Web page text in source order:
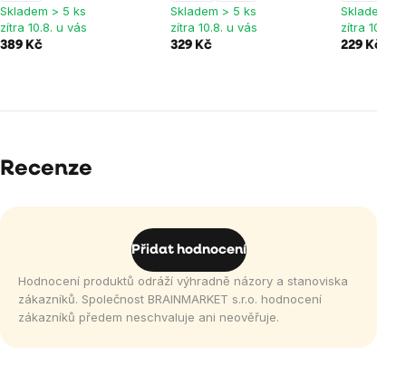
Skladem > 5 ks
zítra 10.8. u vás
389 Kč
Skladem > 5 ks
zítra 10.8. u vás
329 Kč
Skladem >
zítra 10.8.
229 Kč
Recenze
Přidat hodnocení
Hodnocení produktů odráží výhradně názory a stanoviska
zákazníků. Společnost BRAINMARKET s.r.o. hodnocení
zákazníků předem neschvaluje ani neověřuje.